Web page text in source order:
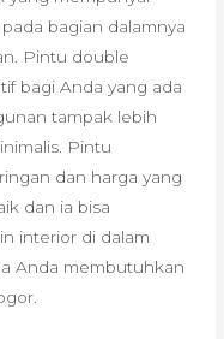
bagian dalamnya
Pintu double
bagi Anda yang ada
tampak lebih
Pintu
dan harga yang
dan ia bisa
interior di dalam
Anda membutuhkan